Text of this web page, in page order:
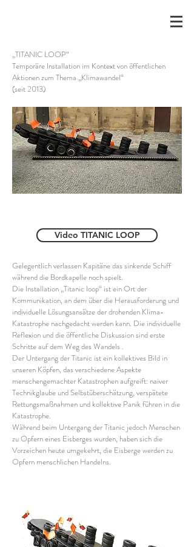
„TITANIC LOOP“
Temporäre Installation im Kontext von öffentlichen
Aktionen zum Thema „Klimawandel“
(seit 2013)
Video TITANIC LOOP
Gelegentlich verlassen Kapitäne das sinkende Schiff
während die Bordkapelle noch spielt.
Die Installation „Titanic loop“ ist ein Ort der
Kommunikation, an dem über die Herausforderung und
individuelle Lösungsansätze der drohenden Klima-
Katastrophe nachgedacht werden kann. Die individuelle
Reflexion und die öffentliche Diskussion sind erste
Schritte auf dem Weg des Wandels .
Der Untergang der Titanic ist ein kollektives Bild in
unseren Köpfen, das verschiedene Aspekte
menschengemachter Katastrophen aufgreift: naiver
Technikglaube und Selbstüberschätzung, verspätete
Rettungsmaßnahmen und kollektive Panik führen in die
Katastrophe.
Während beim Untergang der Titanic jedoch Menschen
zu Opfern eines Eisberges wurden, haben sich die
Vorzeichen heute umgekehrt, die Eisberge werden zu
Opfern menschlichen Handelns.